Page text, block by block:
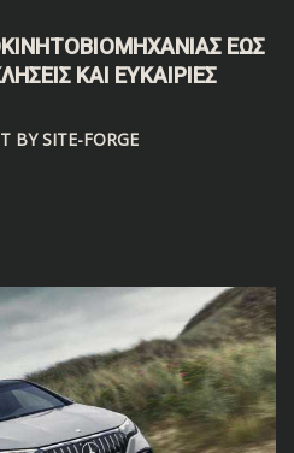
ΈΩΣ
ΚΑΙ ΕΥΚΑΙΡΊΕΣ
BY SITE-FORGE